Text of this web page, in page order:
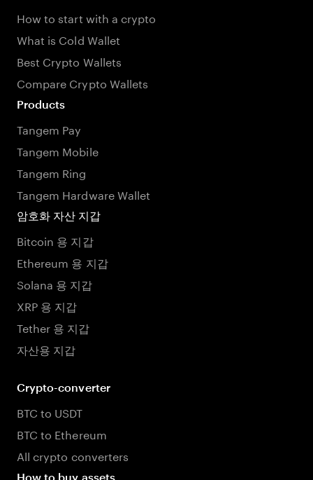
How to start with a crypto
What is Cold Wallet
Best Crypto Wallets
Compare Crypto Wallets
Products
Tangem Pay
Tangem Mobile
Tangem Ring
Tangem Hardware Wallet
암호화 자산 지갑
Bitcoin 용 지갑
Ethereum 용 지갑
Solana 용 지갑
XRP 용 지갑
Tether 용 지갑
자산용 지갑
Crypto-converter
BTC to USDT
BTC to Ethereum
All crypto converters
How to buy assets